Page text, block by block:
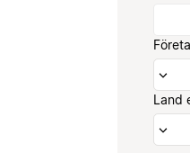
Land